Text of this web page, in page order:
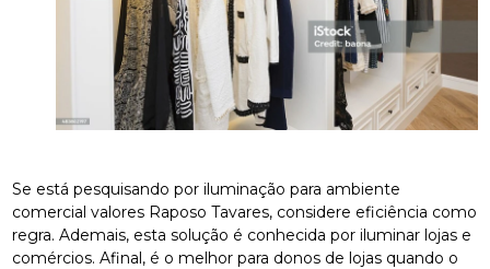
Se está pesquisando por iluminação para ambiente
comercial valores Raposo Tavares, considere eficiência como
regra. Ademais, esta solução é conhecida por iluminar lojas e
comércios. Afinal, é o melhor para donos de lojas quando o